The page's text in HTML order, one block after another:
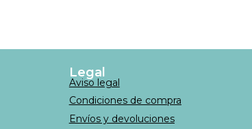
Legal
Aviso legal
Condiciones de compra
Envíos y devoluciones